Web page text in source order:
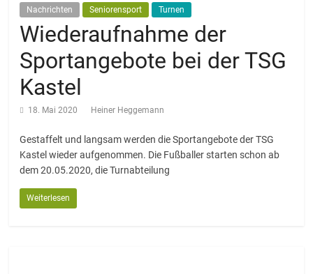
Nachrichten Seniorensport Turnen
Wiederaufnahme der
Sportangebote bei der TSG
Kastel
18. Mai 2020 Heiner Heggemann
Gestaffelt und langsam werden die Sportangebote der TSG
Kastel wieder aufgenommen. Die Fußballer starten schon ab
dem 20.05.2020, die Turnabteilung
Weiterlesen